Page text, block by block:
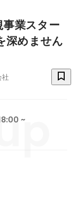
業スター
深めません
社
~